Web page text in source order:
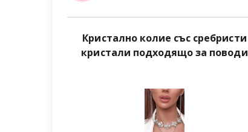
Кристално колие със сребристи
кристали подходящо за поводи